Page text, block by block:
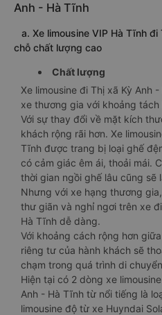
Anh - Hà Tĩnh
a. Xe limousine VIP Hà Tĩnh
chỗ chất lượng cao
Chất lượng
Xe limousine đi Thị xã Kỳ Anh
xe thương gia với khoảng
Với sự thay đổi về mặt kích
khách rộng rãi hơn. Xe
Tĩnh được trang bị loại ghế
có cảm giác êm ái, thoải mái.
thời gian ngồi ghế lâu cũng sẽ
Nhưng với xe hạng thương
thư giãn và nghỉ ngơi trên xe
Hà Tĩnh dễ dàng.
Với khoảng cách rộng hơn
riêng tư của hành khách sẽ
chạm trong quá trình di
Hiện tại có 2 dòng xe
Anh - Hà Tĩnh từ nổi tiếng là
limousine độ từ xe Huyndai